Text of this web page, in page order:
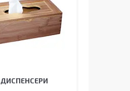
ДИСПЕНСЕРИ